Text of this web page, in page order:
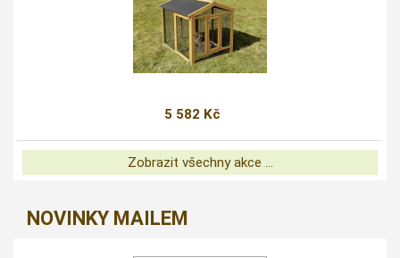
5 582 Kč
Zobrazit všechny akce ...
NOVINKY MAILEM